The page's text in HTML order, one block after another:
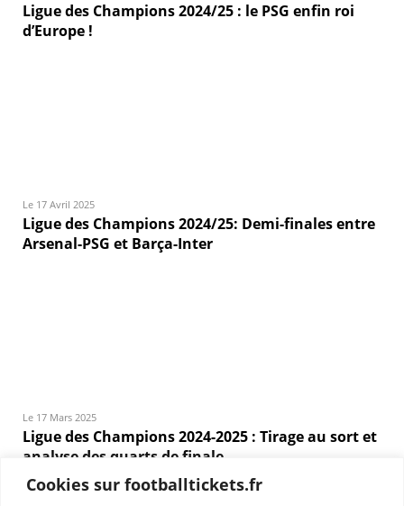
Cookies sur footballtickets.fr
Ligue des Champions 2024/25 : le PSG enfin roi
d’Europe !
Le 17 Avril 2025
Ligue des Champions 2024/25: Demi-finales entre
Arsenal-PSG et Barça-Inter
Le 17 Mars 2025
Ligue des Champions 2024-2025 : Tirage au sort et
analyse des quarts de finale